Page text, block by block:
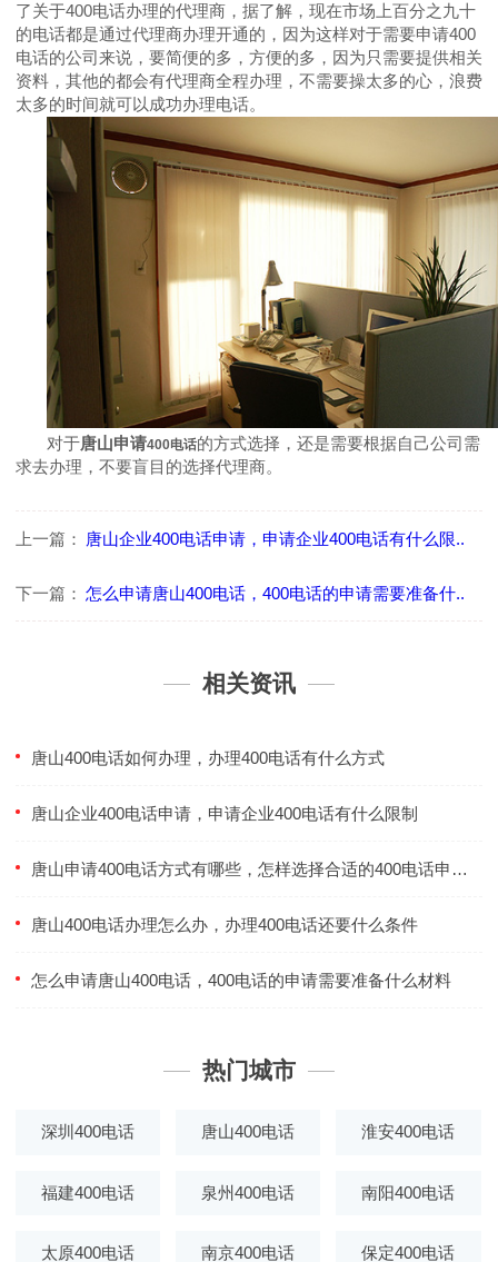
了关于400电话办理的代理商，据了解，现在市场上百分之九十
的电话都是通过代理商办理开通的，因为这样对于需要申请400
电话的公司来说，要简便的多，方便的多，因为只需要提供相关
资料，其他的都会有代理商全程办理，不需要操太多的心，浪费
太多的时间就可以成功办理电话。
对于唐山申请400电话的方式选择，还是需要根据自己公司需
求去办理，不要盲目的选择代理商。
上一篇： 唐山企业400电话申请，申请企业400电话有什么限..
下一篇： 怎么申请唐山400电话，400电话的申请需要准备什..
相关资讯
唐山400电话如何办理，办理400电话有什么方式
唐山企业400电话申请，申请企业400电话有什么限制
唐山申请400电话方式有哪些，怎样选择合适的400电话申请方式
唐山400电话办理怎么办，办理400电话还要什么条件
怎么申请唐山400电话，400电话的申请需要准备什么材料
热门城市
深圳400电话 唐山400电话 淮安400电话
福建400电话 泉州400电话 南阳400电话
太原400电话 南京400电话 保定400电话